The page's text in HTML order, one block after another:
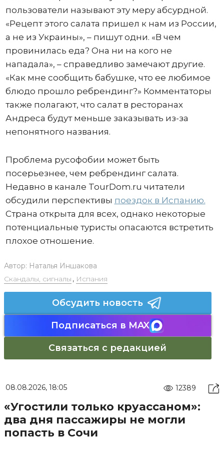
пользователи называют эту меру абсурдной.
«Рецепт этого салата пришел к нам из России,
а не из Украины», – пишут одни. «В чем
провинилась еда? Она ни на кого не
нападала», – справедливо замечают другие.
«Как мне сообщить бабушке, что ее любимое
блюдо прошло ребрендинг?» Комментаторы
также полагают, что салат в ресторанах
Андреса будут меньше заказывать из-за
непонятного названия.
Проблема русофобии может быть
посерьезнее, чем ребрендинг салата.
Недавно в канале TourDom.ru читатели
обсудили перспективы поездок в Испанию.
Страна открыта для всех, однако некоторые
потенциальные туристы опасаются встретить
плохое отношение.
Автор: Наталья Иншакова
Скандалы, сигналы , Испания
Обсудить новость
Подписаться в MAX
Связаться с редакцией
08.08.2026, 18:05 12389
«Угостили только круассаном»:
два дня пассажиры не могли
попасть в Сочи